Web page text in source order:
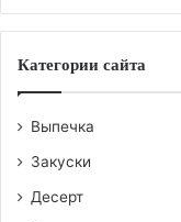
Категории сайта
Выпечка
Закуски
Десерт